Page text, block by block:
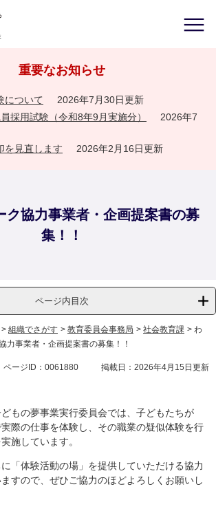
重要なお知らせ
について
2026年7月30日更新
採用試験（令和8年9月実施分）
2026年7
を見直します
2026年2月16日更新
ク協力事業者・企画提案書の募
集！！
ページ内目次
> 組織でさがす > 教育委員会事務局 > 社会教育課 > わ
力事業者・企画提案書の募集！！
ページID：0061880 掲載日：2026年4月15日更新
もの夢事業実行委員会では、子どもたちが
際の仕事を体験し、その職業の疑似体験を行
施しています。
「体験活動の場」を提供していただける協力
すので、ぜひご協力のほどよろしくお願いし